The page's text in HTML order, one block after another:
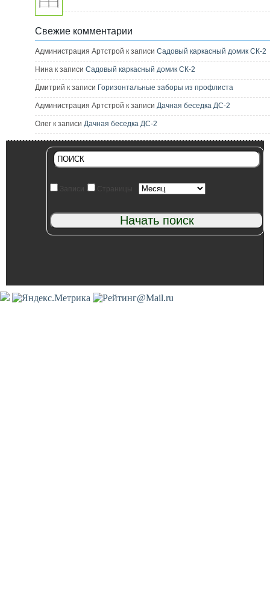
Свежие комментарии
Администрация Артстрой к записи Садовый каркасный домик СК-2
Нина к записи Садовый каркасный домик СК-2
Дмитрий к записи Горизонтальные заборы из профлиста
Администрация Артстрой к записи Дачная беседка ДС-2
Олег к записи Дачная беседка ДС-2
Записи Страницы